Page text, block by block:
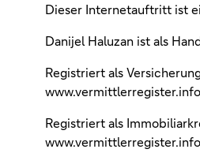
Dieser Internetauftritt ist
Danijel Haluzan ist als
Registriert als
Registriert als